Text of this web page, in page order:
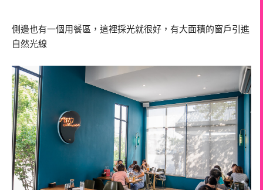
側邊也有一個用餐區，這裡採光就很好，有大面積的窗戶引進
自然光線